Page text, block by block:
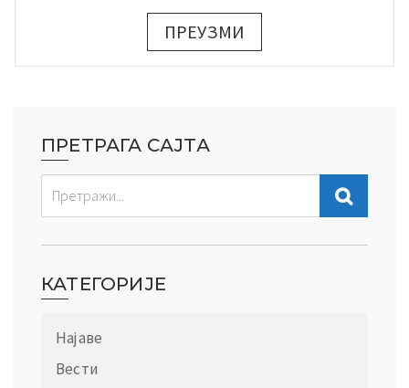
ПРЕУЗМИ
ПРЕТРАГА САЈТА
КАТЕГОРИЈЕ
Најаве
Вести